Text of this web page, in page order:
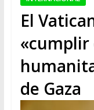
El
«cumplir
de Gaza